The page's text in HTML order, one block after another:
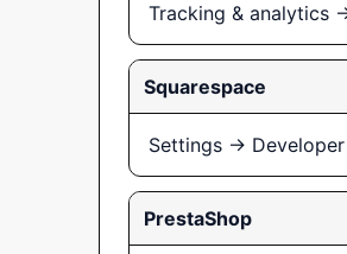
Tracking & analytics
Squarespace
Settings →
PrestaShop